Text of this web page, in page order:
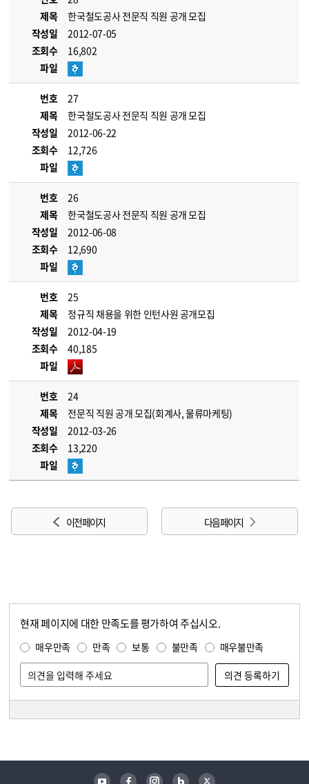
제목
한국철도공사 전문직 직원 공개 모집
작성일
2012-07-05
조회수
16,802
파일
번호
27
제목
한국철도공사 전문직 직원 공개 모집
작성일
2012-06-22
조회수
12,726
파일
번호
26
제목
한국철도공사 전문직 직원 공개 모집
작성일
2012-06-08
조회수
12,690
파일
번호
25
제목
정규직 채용을 위한 인턴사원 공개모집
작성일
2012-04-19
조회수
40,185
파일
번호
24
제목
전문직 직원 공개 모집(회계사, 물류마케팅)
작성일
2012-03-26
조회수
13,220
파일
이전 페이지 다음 페이지
현재 페이지에 대한 만족도를 평가하여 주십시오.
매우만족 만족 보통 불만족 매우불만족
유튜브 페이스북 인스타그램 블로그 트위터